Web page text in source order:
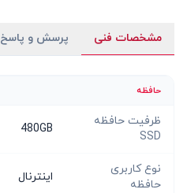
مشخصات فنی پرسش و پاسخ
حافظه
ظرفیت حافظه
SSD
480GB
نوع کاربری
حافظه
اینترنال